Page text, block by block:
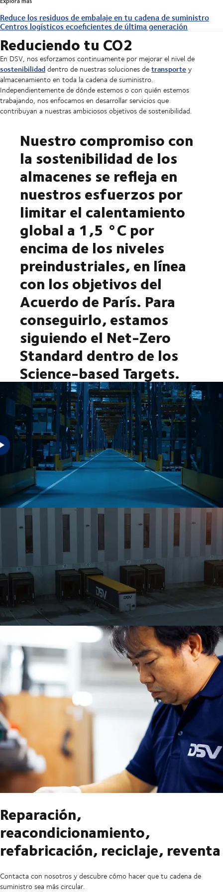
Reduce los residuos de embalaje en tu cadena de suministro
Centros logísticos ecoeficientes de última generación
Reduciendo tu CO2
En DSV, nos esforzamos continuamente por mejorar el nivel de
sostenibilidaddentro de nuestras soluciones detransportey
almacenamiento en toda la cadena de suministro.
Independientemente de dónde estemos o con quién estemos
trabajando, nos enfocamos en desarrollar servicios que
contribuyan a nuestras ambiciosos objetivos de sostenibilidad.
Nuestro compromiso con
la sostenibilidad de los
almacenes se refleja en
nuestros esfuerzos por
limitar el calentamiento
global a 1,5 °C por
encima de los niveles
preindustriales, en línea
con los objetivos del
Acuerdo de París. Para
conseguirlo, estamos
siguiendo el Net-Zero
Standard dentro de los
Science-based Targets.
Reparación,
reacondicionamiento,
refabricación, reciclaje, reventa
Contacta con nosotros y descubre cómo hacer que tu cadena de
suministro sea más circular.